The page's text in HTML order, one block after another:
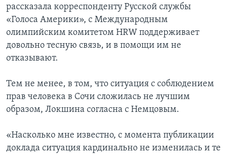
рассказала корреспонденту Русской службы
«Голоса Америки», с Международным
олимпийским комитетом HRW поддерживает
довольно тесную связь, и в помощи им не
отказывают.
Тем не менее, в том, что ситуация с соблюдением
прав человека в Сочи сложилась не лучшим
образом, Локшина согласна с Немцовым.
«Насколько мне известно, с момента публикации
доклада ситуация кардинально не изменилась и те